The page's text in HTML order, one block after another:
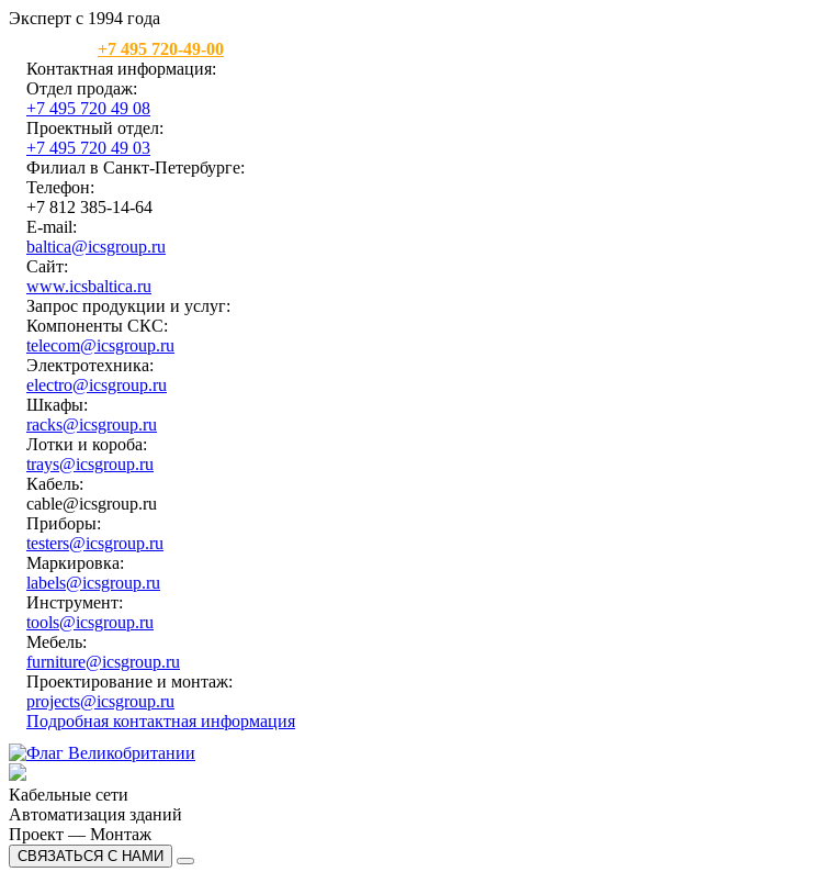
Эксперт с 1994 года
+7 495 720-49-00
Контактная информация:
Отдел продаж:
+7 495 720 49 08
Проектный отдел:
+7 495 720 49 03
Филиал в Санкт-Петербурге:
Телефон:
+7 812 385-14-64
E-mail:
baltica@icsgroup.ru
Сайт:
www.icsbaltica.ru
Запрос продукции и услуг:
Компоненты СКС:
telecom@icsgroup.ru
Электротехника:
electro@icsgroup.ru
Шкафы:
racks@icsgroup.ru
Лотки и короба:
trays@icsgroup.ru
Кабель:
cable@icsgroup.ru
Приборы:
testers@icsgroup.ru
Маркировка:
labels@icsgroup.ru
Инструмент:
tools@icsgroup.ru
Мебель:
furniture@icsgroup.ru
Проектирование и монтаж:
projects@icsgroup.ru
Подробная контактная информация
Кабельные сети
Автоматизация зданий
Проект — Монтаж
СВЯЗАТЬСЯ С НАМИ